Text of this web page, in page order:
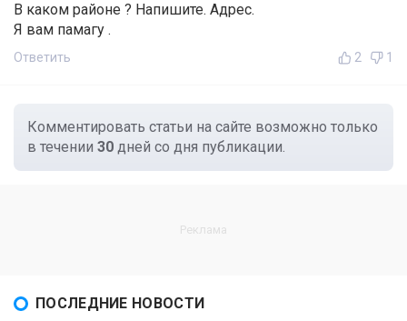
В каком районе ? Напишите. Адрес.
Я вам памагу .
Ответить 2 1
Комментировать статьи на сайте возможно только
в течении 30 дней со дня публикации.
ПОСЛЕДНИЕ НОВОСТИ